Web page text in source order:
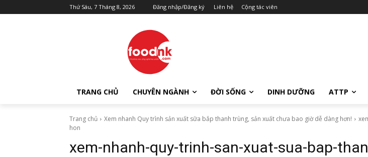
Thứ Sáu, 7 Tháng 8, 2026 Đăng nhập/Đăng ký Liên hệ Cộng tác viên
TRANG CHỦ CHUYÊN NGÀNH ĐỜI SỐNG DINH DƯỠNG ATTP
Trang chủ Xem nhanh Quy trình sản xuất sữa bắp thanh trùng, sản xuất chưa bao giờ dễ dàng hơn!
hon
xem-nhanh-quy-trinh-san-xuat-sua-bap-